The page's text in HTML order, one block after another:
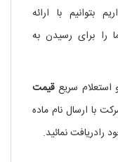
بتوانیم با ارائه
را برای رسیدن به
سریع قیمت
با ارسال نام ماده
رادریافت نمائید.